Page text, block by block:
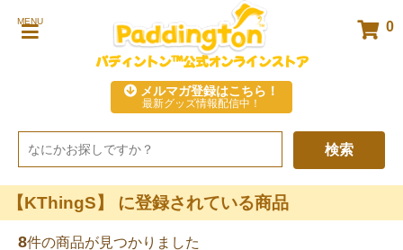
MENU 0
パディントン™公式オンラインストア
メルマガ登録はこちら！
最新グッズ情報配信中！
検索
【KThingS】 に登録されている商品
8件の商品が見つかりました